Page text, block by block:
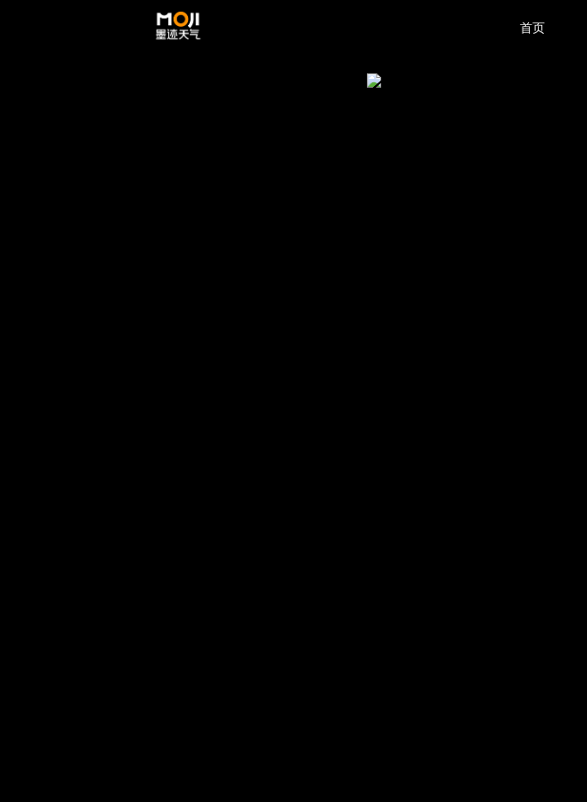
首页